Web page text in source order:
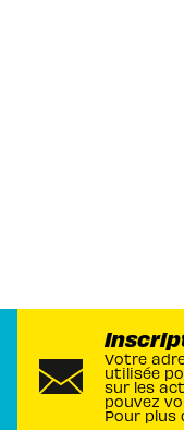
Votre
utilisée
sur les
pouvez
Pour plus